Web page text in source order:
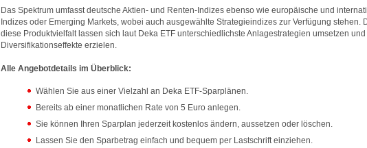
Das Spektrum umfasst deutsche Aktien- und Renten-Indizes ebenso wie europäische und
Indizes oder Emerging Markets, wobei auch ausgewählte Strategieindizes zur Verfügung stehen.
diese Produktvielfalt lassen sich laut Deka ETF unterschiedlichste Anlagestrategien umsetzen und
Diversifikationseffekte erzielen.
Alle Angebotdetails im Überblick:
Wählen Sie aus einer Vielzahl an Deka ETF-Sparplänen.
Bereits ab einer monatlichen Rate von 5 Euro anlegen.
Sie können Ihren Sparplan jederzeit kostenlos ändern, aussetzen oder löschen.
Lassen Sie den Sparbetrag einfach und bequem per Lastschrift einziehen.